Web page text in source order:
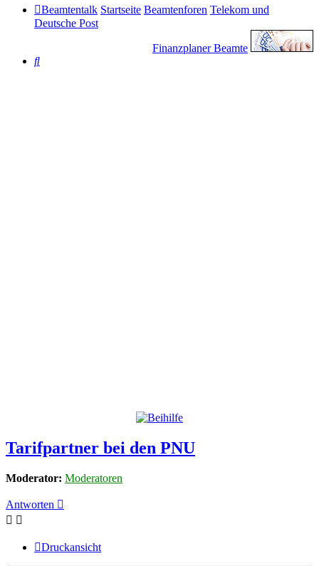
Beamtentalk Startseite Beamtenforen Telekom und
Deutsche Post
Finanzplaner Beamte
Suche
Tarifpartner bei den PNU
Moderator: Moderatoren
Antworten
Druckansicht